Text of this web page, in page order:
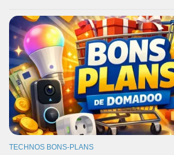
TECHNOS BONS-PLANS